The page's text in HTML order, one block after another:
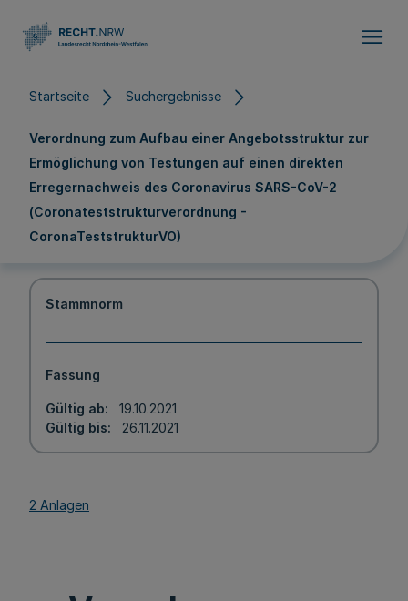
Startseite Suchergebnisse
Verordnung zum Aufbau einer Angebotsstruktur zur
Ermöglichung von Testungen auf einen direkten
Erregernachweis des Coronavirus SARS-CoV-2
(Coronateststrukturverordnung -
CoronaTeststrukturVO)
Stammnorm
Fassung
Gültig ab
19.10.2021
Gültig bis
26.11.2021
2 Anlagen